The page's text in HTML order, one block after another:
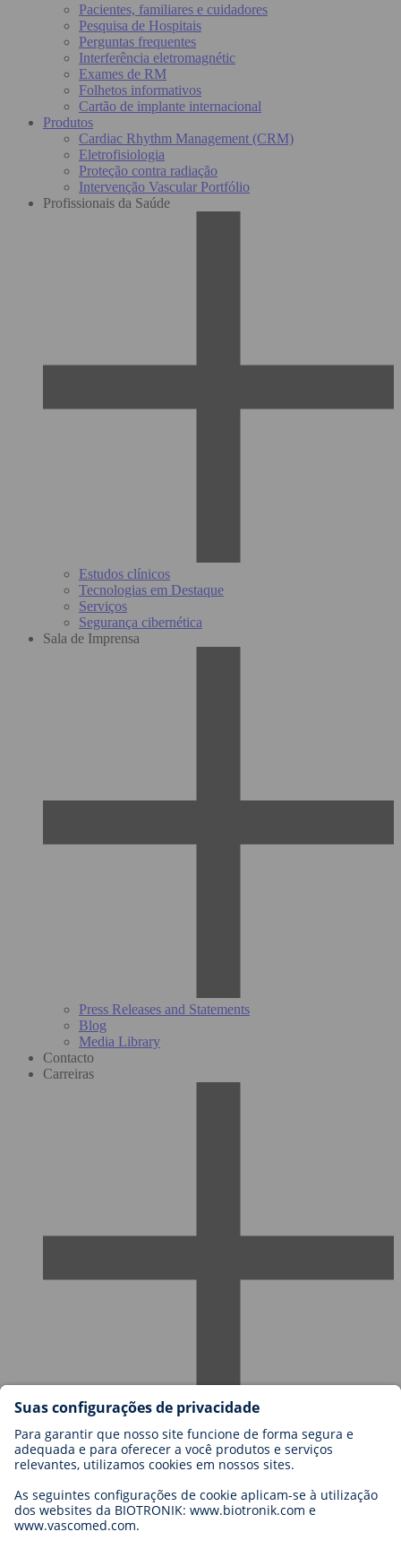
Pacientes, familiares e cuidadores
Pesquisa de Hospitais
Perguntas frequentes
Interferência eletromagnétic
Exames de RM
Folhetos informativos
Cartão de implante internacional
Produtos
Cardiac Rhythm Management (CRM)
Eletrofisiologia
Proteção contra radiação
Intervenção Vascular Portfólio
Profissionais da Saúde
Estudos clínicos
Tecnologias em Destaque
Serviços
Segurança cibernética
Sala de Imprensa
Press Releases and Statements
Blog
Media Library
Contacto
Carreiras
Carreiras na BIOTRONIK
Níveis de carreira
Candidatura
Oportunidades de carreira